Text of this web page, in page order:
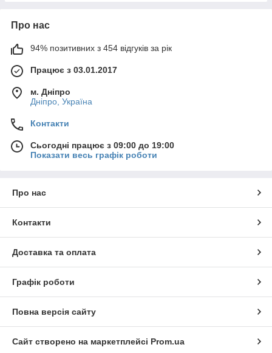
Про нас
94% позитивних з 454 відгуків за рік
Працює з 03.01.2017
м. Дніпро
Дніпро, Україна
Контакти
Сьогодні працює з 09:00 до 19:00
Показати весь графік роботи
Про нас
Контакти
Доставка та оплата
Графік роботи
Повна версія сайту
Сайт створено на маркетплейсі Prom.ua